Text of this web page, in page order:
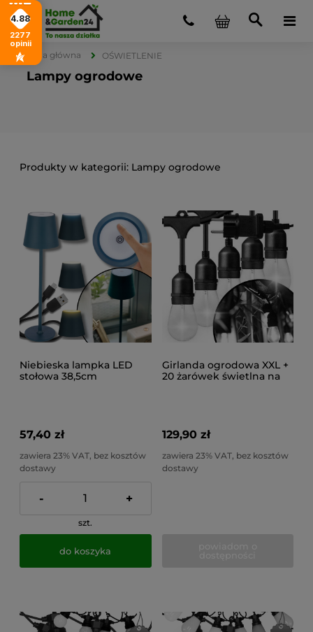
Strona główna OŚWIETLENIE
Lampy ogrodowe
Lampy ogrodowe
Niebieska lampka LED
stołowa 38,5cm
57,40 zł
zawiera 23% VAT, bez kosztów
dostawy
- +
szt.
do koszyka
Girlanda ogrodowa XXL +
20 żarówek świetlna na
129,90 zł
zawiera 23% VAT, bez kosztów
dostawy
4.88
2277
opinii